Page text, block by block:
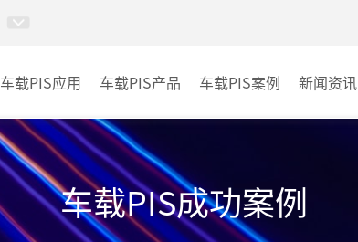
车载PIS应用 车载PIS产品
PIS系统
车载PIS案例
地铁
其它
新闻资讯
车载PIS成功案例